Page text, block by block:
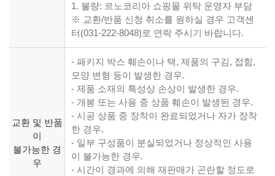
1. 불량: 르노코리아 쇼핑몰 위탁 운영자 부담
※ 교환/반품 신청 취소를 원하실 경우 고객센
터(031-222-8048)로 연락 주시기 바랍니다.
교환 및 반품
이
불가능한 경
우
- 패키지 박스 훼손이나 택, 제품의 구김, 접힘,
모양 변형 등이 발생한 경우.
- 제품 소재의 특성상 손상이 발생한 경우.
- 개봉 또는 사용 중 상품 훼손이 발생된 경우.
- 시공 상품 중 장착이 완료되었거나 자가 장착
한 경우.
- 일부 구성품이 분실되었거나 정상적인 사용
이 불가능한 경우.
- 시간이 경과에 의해 재판매가 곤란할 정도로